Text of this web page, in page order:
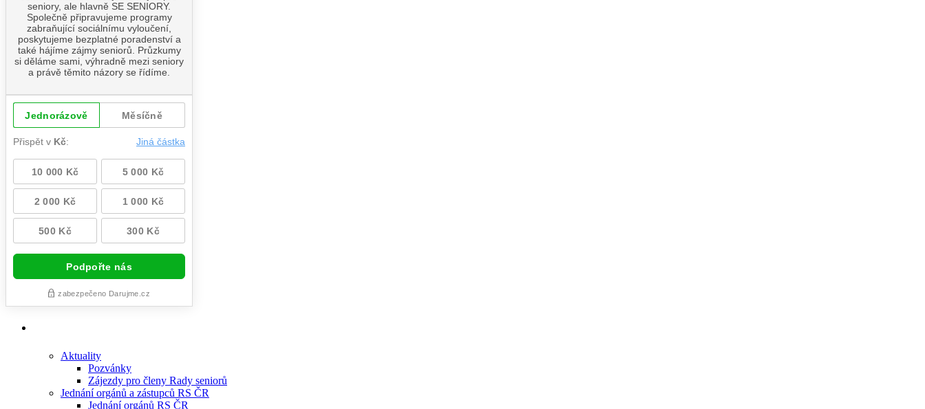
Aktuality
Pozvánky
Zájezdy pro členy Rady seniorů
Jednání orgánů a zástupců RS ČR
Jednání orgánů RS ČR